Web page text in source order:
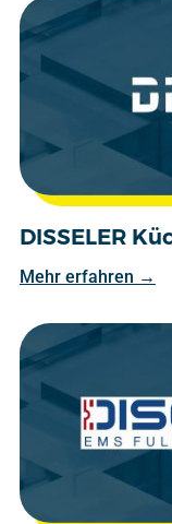
DISSELER
Mehr erfahren →